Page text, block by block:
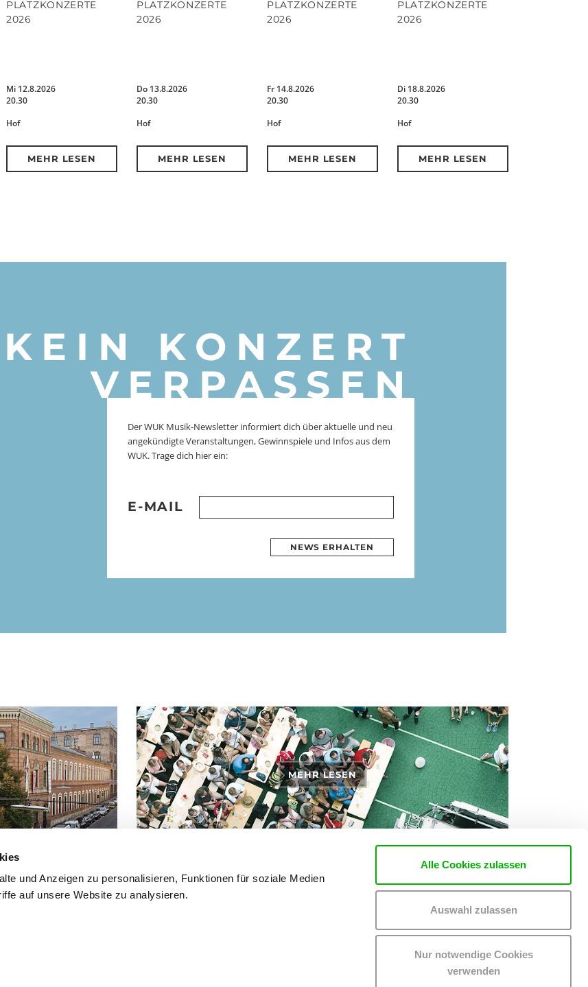
und Anzeigen zu personalisieren, Funktionen für soziale Medien
auf unsere Website zu analysieren.
Alle Cookies zulassen
Auswahl zulassen
Nur notwendige Cookies
verwenden
PLATZKONZERTE
2026
Mi 12.8.2026
20.30
Hof
MEHR LESEN
PLATZKONZERTE
2026
Do 13.8.2026
20.30
Hof
MEHR LESEN
PLATZKONZERTE
2026
Fr 14.8.2026
20.30
Hof
MEHR LESEN
PLATZKONZERTE
2026
Di 18.8.2026
20.30
Hof
MEHR LESEN
KEIN KONZERT
VERPASSEN
Der WUK Musik-Newsletter informiert dich über aktuelle und neu
angekündigte Veranstaltungen, Gewinnspiele und Infos aus dem
WUK. Trage dich hier ein:
E-MAIL
NEWS ERHALTEN
dem Fahrrad oder mit
MEHR LESEN
FAQ
Häufig gestellte Fragen und Antworten zu den Themen Tickets, Konzerte und Partys